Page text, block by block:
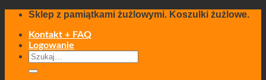
Skip
content
Sklep z pamiątkami żużlowymi. Koszulki żużlowe.
Kontakt + FAQ
Logowanie
Szukaj: